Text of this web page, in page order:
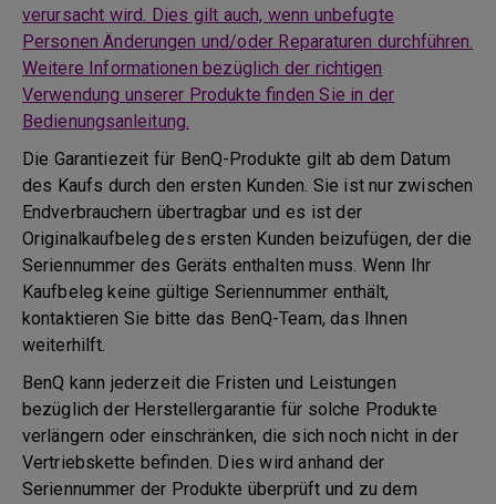
verursacht wird. Dies gilt auch, wenn unbefugte
Personen Änderungen und/oder Reparaturen durchführen.
Weitere Informationen bezüglich der richtigen
Verwendung unserer Produkte finden Sie in der
Bedienungsanleitung.
Die Garantiezeit für BenQ-Produkte gilt ab dem Datum
des Kaufs durch den ersten Kunden. Sie ist nur zwischen
Endverbrauchern übertragbar und es ist der
Originalkaufbeleg des ersten Kunden beizufügen, der die
Seriennummer des Geräts enthalten muss. Wenn Ihr
Kaufbeleg keine gültige Seriennummer enthält,
kontaktieren Sie bitte das BenQ-Team, das Ihnen
weiterhilft.
BenQ kann jederzeit die Fristen und Leistungen
bezüglich der Herstellergarantie für solche Produkte
verlängern oder einschränken, die sich noch nicht in der
Vertriebskette befinden. Dies wird anhand der
Seriennummer der Produkte überprüft und zu dem